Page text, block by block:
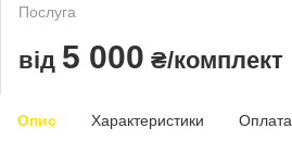
Послуга
від 5 000 ₴/комплект
Опис Характеристики Оплата